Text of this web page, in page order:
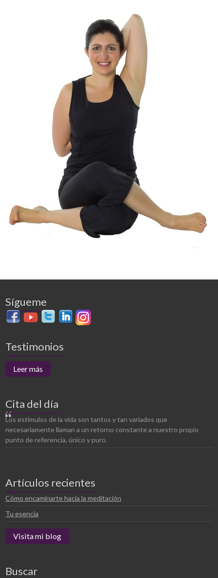
Sígueme
Testimonios
Leer más
Cita del día
Los estímulos de la vida son tantos y tan variados que
necesariamente llaman a un retorno constante a nuestro propio
punto de referencia, único y puro.
Artículos recientes
Cómo encaminarte hacia la meditación
Tu esencia
Visita mi blog
Buscar